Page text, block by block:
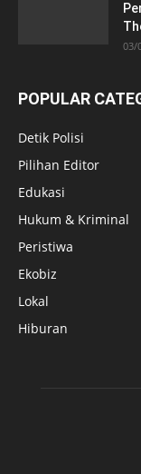
03/
POPULAR
Detik Polisi
Pilihan Editor
Edukasi
Hukum & Kriminal
Peristiwa
Ekobiz
Lokal
Hiburan